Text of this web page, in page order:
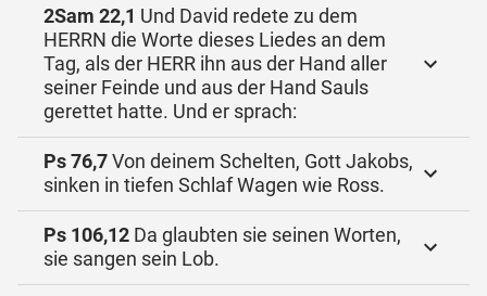
2Sam 22,1 Und David redete zu dem
HERRN die Worte dieses Liedes an dem
Tag, als der HERR ihn aus der Hand aller
seiner Feinde und aus der Hand Sauls
gerettet hatte. Und er sprach:
Ps 76,7Von deinem Schelten, Gott Jakobs,
sinken in tiefen Schlaf Wagen wie Ross.
Ps 106,12 Da glaubten sie seinen Worten,
sie sangen sein Lob.